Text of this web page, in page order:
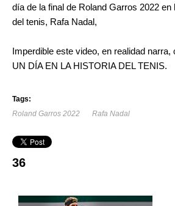
día de la final de Roland Garros 2022 en
del tenis, Rafa Nadal,
Imperdible este video, en realidad
UN DÍA EN LA HISTORIA DEL TENIS.
Tags:
Roland Garros 2022
Rafa Nadal
36